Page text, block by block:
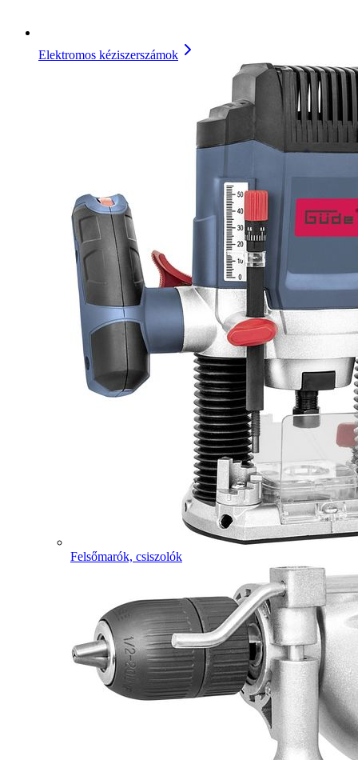
Elektromos kéziszerszámok
Felsőmarók, csiszolók